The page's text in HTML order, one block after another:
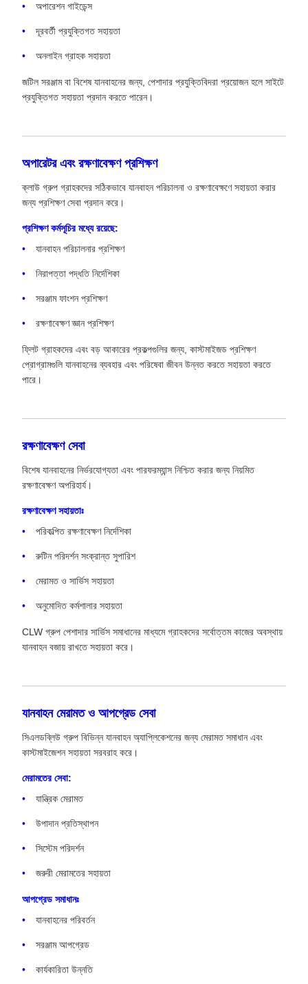
অপারেশন গাইডেন্স
দূরবর্তী প্রযুক্তিগত সহায়তা
অনলাইন গ্রাহক সহায়তা
জটিল সরঞ্জাম বা বিশেষ যানবাহনের জন্য, পেশাদার প্রযুক্তিবিদরা প্রয়োজন হলে সাইটে
প্রযুক্তিগত সহায়তা প্রদান করতে পারেন।
অপারেটর এবং রক্ষণাবেক্ষণ প্রশিক্ষণ
ক্লাউ গ্রুপ গ্রাহকদের সঠিকভাবে যানবাহন পরিচালনা ও রক্ষণাবেক্ষণে সহায়তা করার
জন্য প্রশিক্ষণ সেবা প্রদান করে।
প্রশিক্ষণ কর্মসূচির মধ্যে রয়েছে:
যানবাহন পরিচালনার প্রশিক্ষণ
নিরাপত্তা পদ্ধতি নির্দেশিকা
সরঞ্জাম ফাংশন প্রশিক্ষণ
রক্ষণাবেক্ষণ জ্ঞান প্রশিক্ষণ
ফ্লিট গ্রাহকদের এবং বড় আকারের প্রকল্পগুলির জন্য, কাস্টমাইজড প্রশিক্ষণ
প্রোগ্রামগুলি যানবাহনের ব্যবহার এবং পরিষেবা জীবন উন্নত করতে সহায়তা করতে
পারে।
রক্ষণাবেক্ষণ সেবা
বিশেষ যানবাহনের নির্ভরযোগ্যতা এবং পারফরম্যান্স নিশ্চিত করার জন্য নিয়মিত
রক্ষণাবেক্ষণ অপরিহার্য।
রক্ষণাবেক্ষণ সহায়তাঃ
পরিকল্পিত রক্ষণাবেক্ষণ নির্দেশিকা
রুটিন পরিদর্শন সংক্রান্ত সুপারিশ
মেরামত ও সার্ভিস সহায়তা
অনুমোদিত কর্মশালার সহায়তা
CLW গ্রুপ পেশাদার সার্ভিস সমাধানের মাধ্যমে গ্রাহকদের সর্বোত্তম কাজের অবস্থায়
যানবাহন বজায় রাখতে সহায়তা করে।
যানবাহন মেরামত ও আপগ্রেড সেবা
সিএলডব্লিউ গ্রুপ বিভিন্ন যানবাহন অ্যাপ্লিকেশনের জন্য মেরামত সমাধান এবং
কাস্টমাইজেশন সহায়তা সরবরাহ করে।
মেরামতের সেবা:
যান্ত্রিক মেরামত
উপাদান প্রতিস্থাপন
সিস্টেম পরিদর্শন
জরুরী মেরামতের সহায়তা
আপগ্রেড সমাধানঃ
যানবাহনের পরিবর্তন
সরঞ্জাম আপগ্রেড
কার্যকারিতা উন্নতি